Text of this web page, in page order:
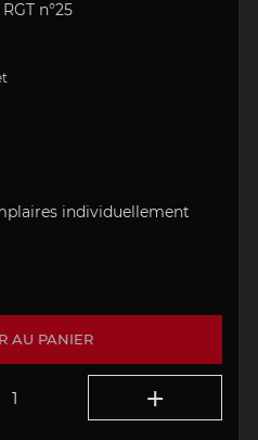
n°25
individuellement
AU PANIER